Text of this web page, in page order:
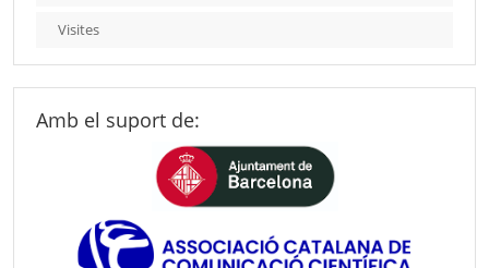
Visites
Amb el suport de: